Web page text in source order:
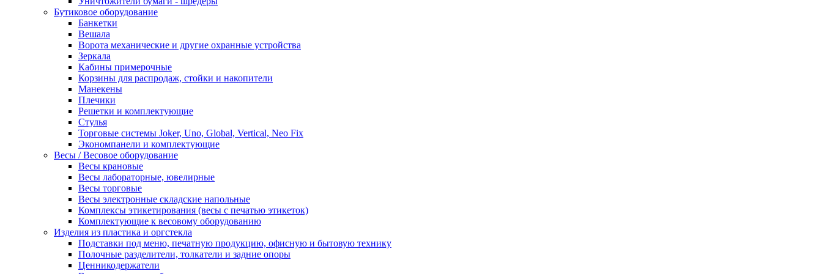
Бутиковое оборудование
Банкетки
Вешала
Ворота механические и другие охранные устройства
Зеркала
Кабины примерочные
Корзины для распродаж, стойки и накопители
Манекены
Плечики
Решетки и комплектующие
Стулья
Торговые системы Joker, Uno, Global, Vertical, Neo Fix
Экономпанели и комплектующие
Весы / Весовое оборудование
Весы крановые
Весы лабораторные, ювелирные
Весы торговые
Весы электронные складские напольные
Комплексы этикетирования (весы с печатью этикеток)
Комплектующие к весовому оборудованию
Изделия из пластика и оргстекла
Подставки под меню, печатную продукцию, офисную и бытовую технику
Полочные разделители, толкатели и задние опоры
Ценникодержатели